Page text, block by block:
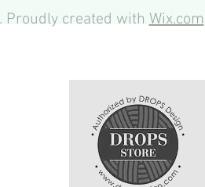
Proudly created withWix.com